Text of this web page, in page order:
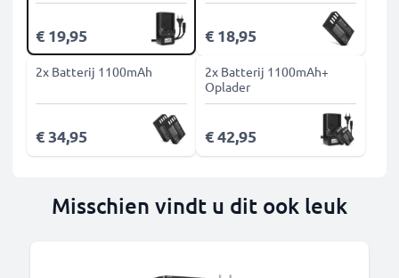
€ 19,95 € 18,95
2x Batterij 1100mAh
€ 34,95
2x Batterij 1100mAh+
Oplader
€ 42,95
Misschien vindt u dit ook leuk